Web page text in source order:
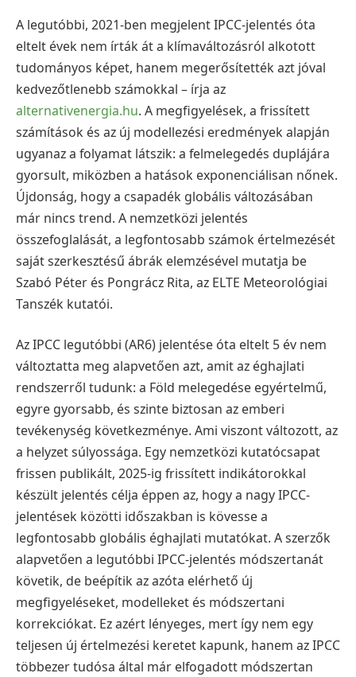
A legutóbbi, 2021-ben megjelent IPCC-jelentés óta
eltelt évek nem írták át a klímaváltozásról alkotott
tudományos képet, hanem megerősítették azt jóval
kedvezőtlenebb számokkal – írja az
alternativenergia.hu. A megfigyelések, a frissített
számítások és az új modellezési eredmények alapján
ugyanaz a folyamat látszik: a felmelegedés duplájára
gyorsult, miközben a hatások exponenciálisan nőnek.
Újdonság, hogy a csapadék globális változásában
már nincs trend. A nemzetközi jelentés
összefoglalását, a legfontosabb számok értelmezését
saját szerkesztésű ábrák elemzésével mutatja be
Szabó Péter és Pongrácz Rita, az ELTE Meteorológiai
Tanszék kutatói.
Az IPCC legutóbbi (AR6) jelentése óta eltelt 5 év nem
változtatta meg alapvetően azt, amit az éghajlati
rendszerről tudunk: a Föld melegedése egyértelmű,
egyre gyorsabb, és szinte biztosan az emberi
tevékenység következménye. Ami viszont változott, az
a helyzet súlyossága. Egy nemzetközi kutatócsapat
frissen publikált, 2025-ig frissített indikátorokkal
készült jelentés célja éppen az, hogy a nagy IPCC-
jelentések közötti időszakban is kövesse a
legfontosabb globális éghajlati mutatókat. A szerzők
alapvetően a legutóbbi IPCC-jelentés módszertanát
követik, de beépítik az azóta elérhető új
megfigyeléseket, modelleket és módszertani
korrekciókat. Ez azért lényeges, mert így nem egy
teljesen új értelmezési keretet kapunk, hanem az IPCC
többezer tudósa által már elfogadott módszertan